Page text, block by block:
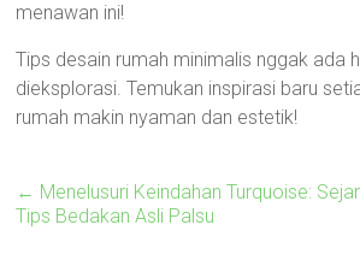
menawan ini!
Tips desain rumah minimalis nggak ada
dieksplorasi. Temukan inspirasi baru
rumah makin nyaman dan estetik!
← Menelusuri Keindahan Turquoise:
Tips Bedakan Asli Palsu